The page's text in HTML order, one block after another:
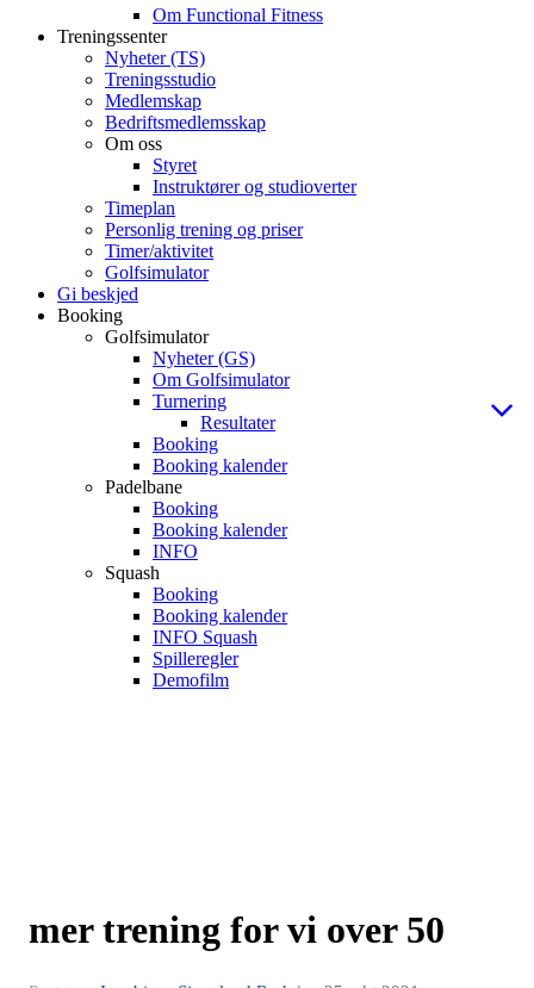
Om Functional Fitness
Treningssenter
Nyheter (TS)
Treningsstudio
Medlemskap
Bedriftsmedlemsskap
Om oss
Styret
Instruktører og studioverter
Timeplan
Personlig trening og priser
Timer/aktivitet
Golfsimulator
Gi beskjed
Booking
Golfsimulator
Nyheter (GS)
Om Golfsimulator
Turnering
Resultater
Booking
Booking kalender
Padelbane
Booking
Booking kalender
INFO
Squash
Booking
Booking kalender
INFO Squash
Spilleregler
Demofilm
mer trening for vi over 50